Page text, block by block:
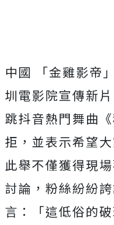
中國 「金雞影帝
圳電影院宣傳新
跳抖音熱門舞曲
拒，並表示希望
此舉不僅獲得現
討論，粉絲紛紛
言：「這低俗的